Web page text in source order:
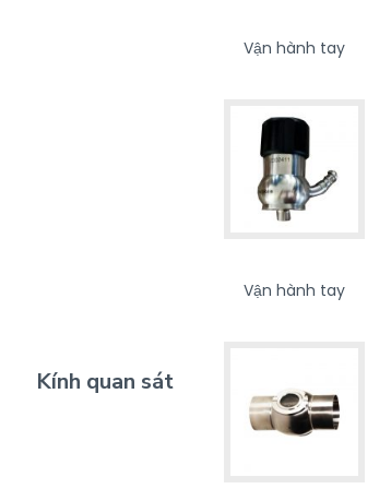
Vận hành tay
Vận hành tay
Kính quan sát